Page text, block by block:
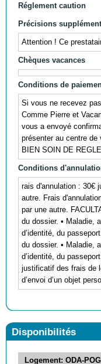
Réglement caution
Précisions
Attention ! Ce
Chèques vacances
Conditions de
Si vous ne recevez
Comme Pierre et
vous a envoyé
présenter au centre
BIEN SOIN DE
Conditions
rais d'annulation : 30€
autre. Frais
par une autre.
du dossier. • Maladie,
d’identité, du
du dossier. • Maladie,
d’identité, du
justificatif des frais de
d’envoi d’un objet
Disponibilités
Logement: ODA-